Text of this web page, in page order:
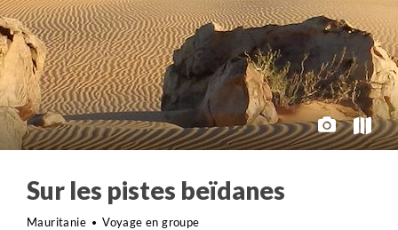
Sur les pistes beïdanes
Mauritanie Voyage en groupe